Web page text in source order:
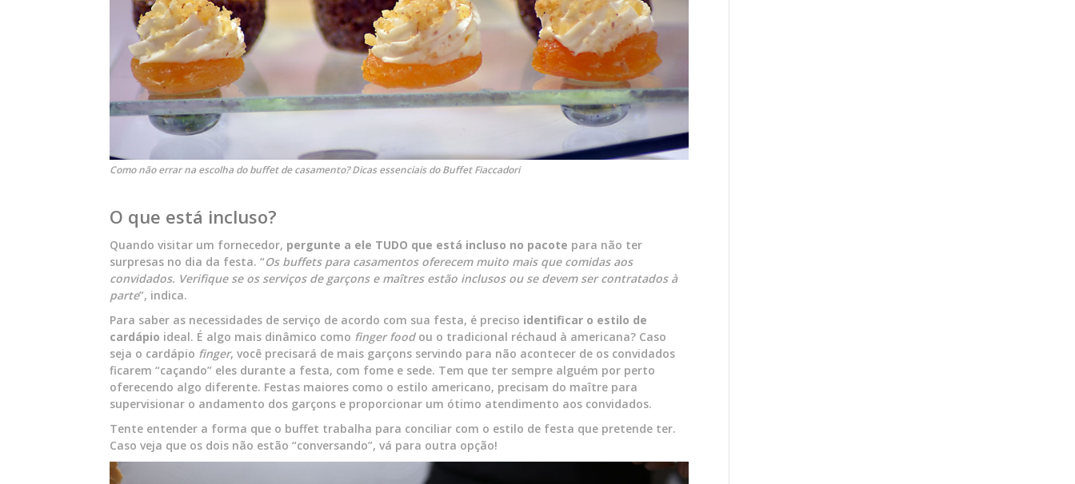
Como não errar na escolha do buffet de casamento? Dicas essenciais do Buffet Fiaccadori
O que está incluso?
Quando visitar um fornecedor, pergunte a ele TUDO que está incluso no pacote para não ter
surpresas no dia da festa. “Os buffets para casamentos oferecem muito mais que comidas aos
convidados. Verifique se os serviços de garçons e maîtres estão inclusos ou se devem ser contratados à
parte”, indica.
Para saber as necessidades de serviço de acordo com sua festa, é preciso identificar o estilo de
cardápio ideal. É algo mais dinâmico como finger foodou o tradicional réchaud à americana? Caso
seja o cardápio finger, você precisará de mais garçons servindo para não acontecer de os convidados
ficarem “caçando” eles durante a festa, com fome e sede. Tem que ter sempre alguém por perto
oferecendo algo diferente. Festas maiores como o estilo americano, precisam do maître para
supervisionar o andamento dos garçons e proporcionar um ótimo atendimento aos convidados.
Tente entender a forma que o buffet trabalha para conciliar com o estilo de festa que pretende ter.
Caso veja que os dois não estão “conversando”, vá para outra opção!